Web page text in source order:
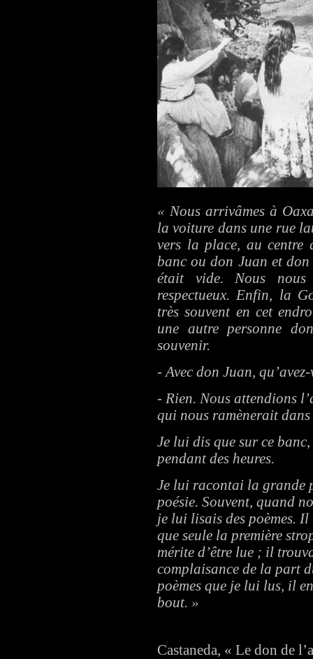
« Nous arrivâmes à
la voiture dans une rue
vers la place, au centre
banc ou don Juan et
était vide. Nous
respectueux. Enfin, la
très souvent en cet
une autre personne
souvenir.
- Avec don Juan,
- Rien. Nous attendions
qui nous ramènerait dans
Je lui dis que sur ce
pendant des heures.
Je lui racontai la grande
poésie. Souvent, quand
je lui lisais des poèmes.
que seule la première
mérite d’être lue ; il
complaisance de la part
poèmes que je lui lus, il
bout. »
Castaneda, « Le don de